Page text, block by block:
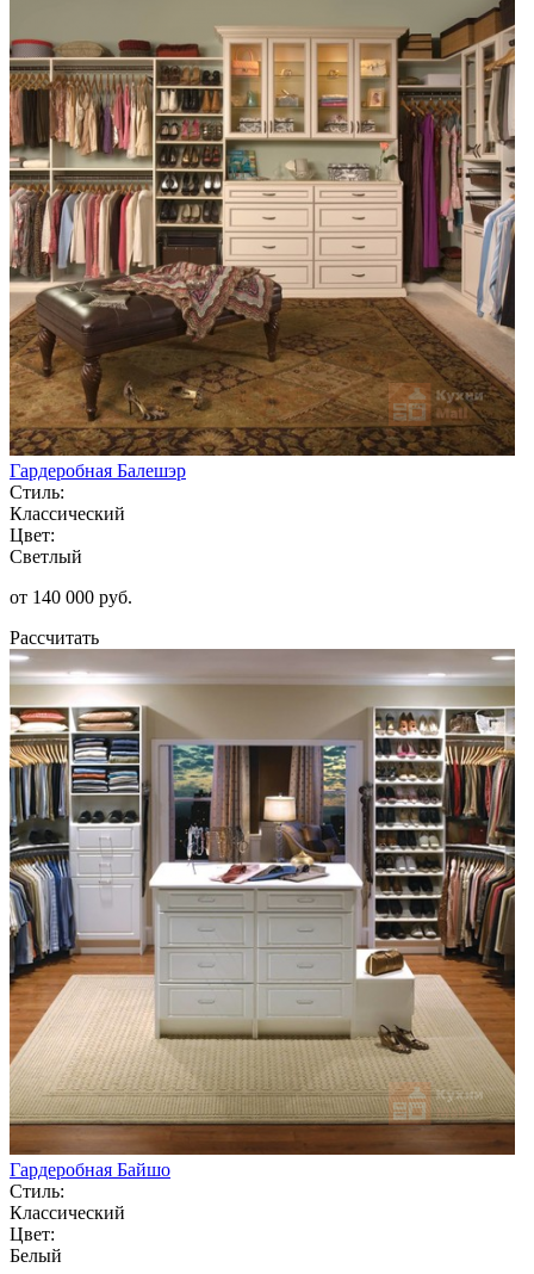
Гардеробная Балешэр
Стиль:
Классический
Цвет:
Светлый
от 140 000 руб.
Рассчитать
Гардеробная Байшо
Стиль:
Классический
Цвет:
Белый